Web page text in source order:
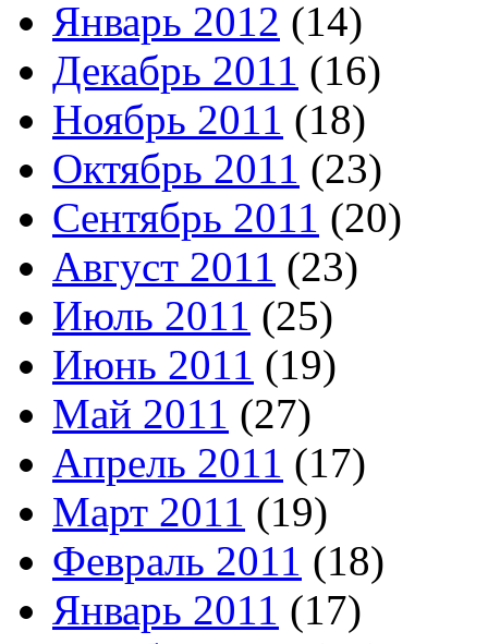
Январь 2012 (14)
Декабрь 2011 (16)
Ноябрь 2011 (18)
Октябрь 2011 (23)
Сентябрь 2011 (20)
Август 2011 (23)
Июль 2011 (25)
Июнь 2011 (19)
Май 2011 (27)
Апрель 2011 (17)
Март 2011 (19)
Февраль 2011 (18)
Январь 2011 (17)